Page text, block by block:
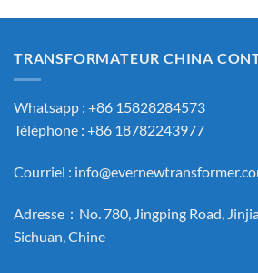
TRANSFORMATEUR CHINA
Whatsapp : +86 15828284573
Téléphone : +86 18782243977
Courriel :
Adresse：No. 780, Jingping Road,
Sichuan, Chine